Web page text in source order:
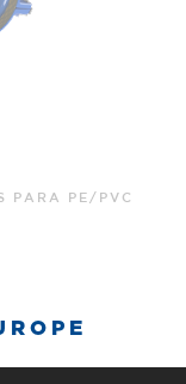
PARA PE/PVC